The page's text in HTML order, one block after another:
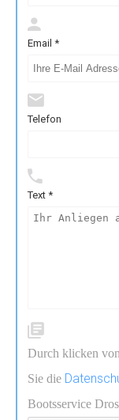
Email *
Telefon
Text *
Durch klicken
Sie die
Bootsservice